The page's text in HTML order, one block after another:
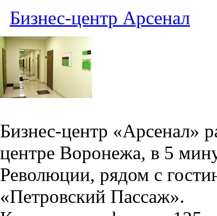
Бизнес-центр Арсенал
Бизнес-центр «Арсенал»
центре Воронежа, в 5
Революции, рядом с
«Петровский Пассаж».